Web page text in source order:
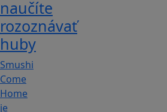
naučíte
rozoznávať
huby
Smushi
Come
Home
je